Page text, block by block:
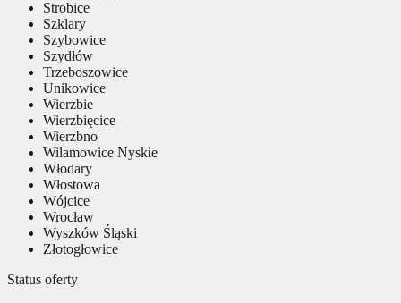
Strobice
Szklary
Szybowice
Szydłów
Trzeboszowice
Unikowice
Wierzbie
Wierzbięcice
Wierzbno
Wilamowice Nyskie
Włodary
Włostowa
Wójcice
Wrocław
Wyszków Śląski
Złotogłowice
Status oferty